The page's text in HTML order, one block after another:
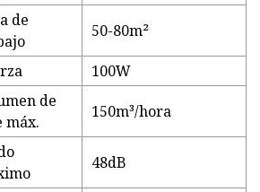
de
50-80m²
100W
de
máx.
150m³/hora
48dB